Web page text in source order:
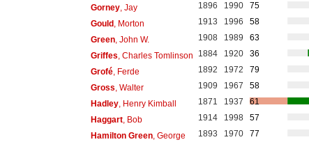
Gorney, Jay 1896 1990
75
Gould, Morton 1913 1996
58
Green, John W. 1908 1989
63
Griffes , Charles Tomlinson 1884 1920
36
Grofé, Ferde 1892 1972
79
Gross , Walter 1909 1967
58
Hadley, Henry Kimball 1871 1937
61
Haggart, Bob 1914 1998
57
Hamilton Green, George 1893 1970 77